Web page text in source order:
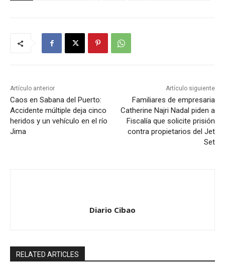
Artículo anterior
Caos en Sabana del Puerto:
Accidente múltiple deja cinco
heridos y un vehículo en el río
Jima
Artículo siguiente
Familiares de empresaria
Catherine Najri Nadal piden a
Fiscalía que solicite prisión
contra propietarios del Jet
Set
Diario Cibao
RELATED ARTICLES